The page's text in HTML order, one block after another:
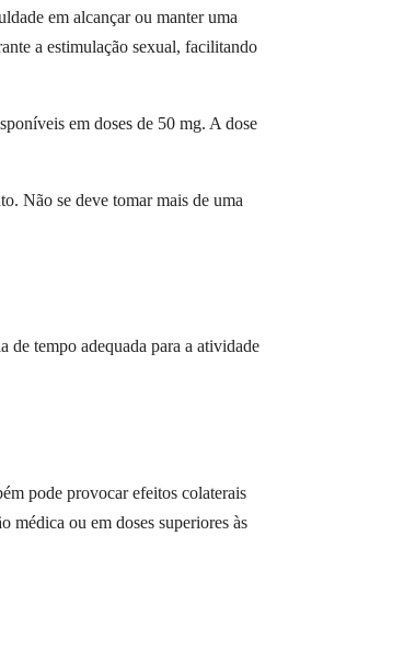
em alcançar ou manter uma
a estimulação sexual, facilitando
em doses de 50 mg. A dose
Não se deve tomar mais de uma
de tempo adequada para a atividade
pode provocar efeitos colaterais
médica ou em doses superiores às